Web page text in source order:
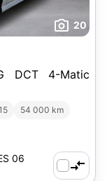
20
DCT 4-Matic
54 000 km
06